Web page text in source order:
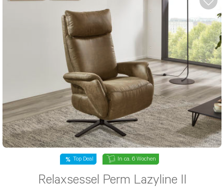
Top Deal In ca. 6 Wochen
Relaxsessel Perm Lazyline II